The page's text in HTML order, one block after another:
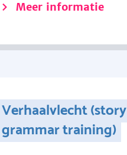
Meer informatie
Verhaalvlecht (story
grammar training)